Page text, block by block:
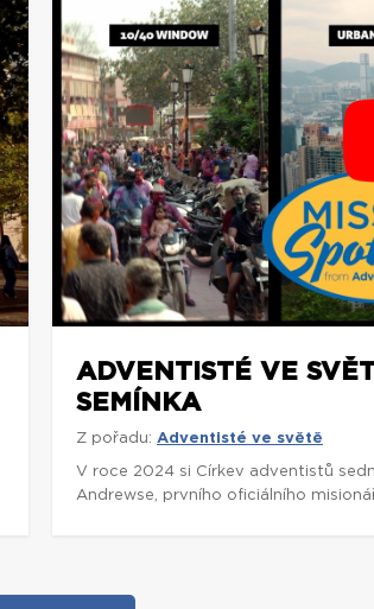
ADVENTISTÉ VE
SEMÍNKA
Z pořadu: Adventisté ve světě
V roce 2024 si Církev adventistů
Andrewse, prvního oficiálního